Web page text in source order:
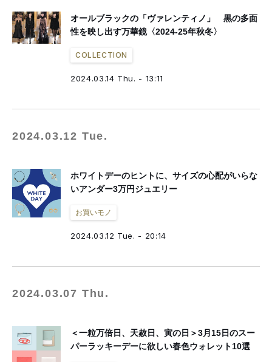
オールブラックの「ヴァレンティノ」 黒の多面
性を映し出す万華鏡〈2024-25年秋冬〉
COLLECTION
2024.03.14 Thu. - 13:11
2024.03.12 Tue.
ホワイトデーのヒントに、サイズの心配がいらな
いアンダー3万円ジュエリー
お買いモノ
2024.03.12 Tue. - 20:14
2024.03.07 Thu.
＜一粒万倍日、天赦日、寅の日＞3月15日のスー
パーラッキーデーに欲しい春色ウォレット10選